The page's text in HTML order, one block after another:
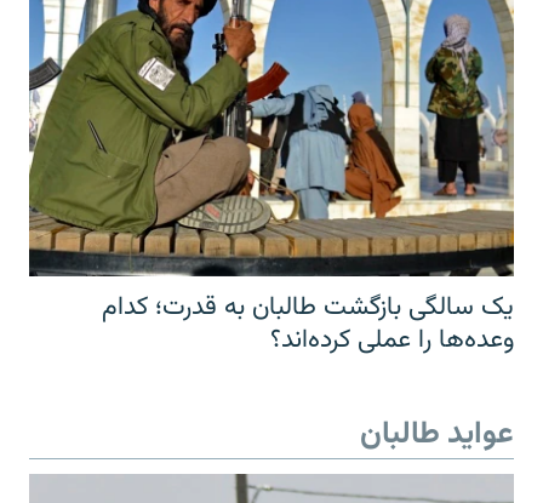
یک سالگی بازگشت طالبان به قدرت؛ کدام
وعده‌ها را عملی کرده‌اند؟
عواید طالبان